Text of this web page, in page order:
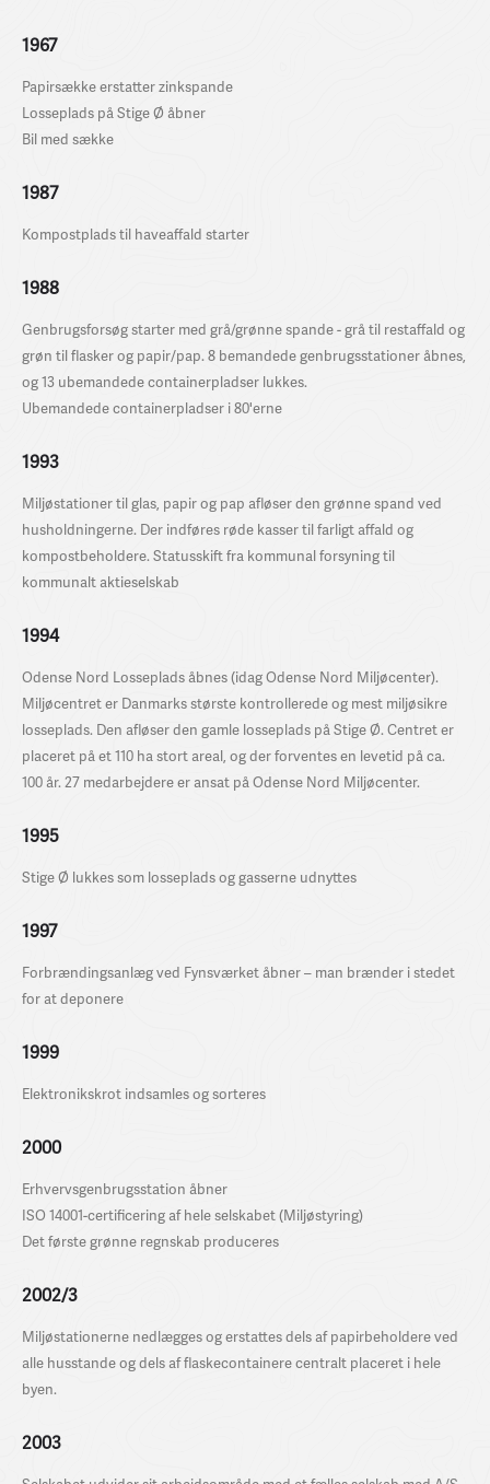
1967
Papirsække erstatter zinkspande
Losseplads på Stige Ø åbner
Bil med sække
1987
Kompostplads til haveaffald starter
1988
Genbrugsforsøg starter med grå/grønne spande - grå til restaffald og
grøn til flasker og papir/pap. 8 bemandede genbrugsstationer åbnes,
og 13 ubemandede containerpladser lukkes.
Ubemandede containerpladser i 80'erne
1993
Miljøstationer til glas, papir og pap afløser den grønne spand ved
husholdningerne. Der indføres røde kasser til farligt affald og
kompostbeholdere. Statusskift fra kommunal forsyning til
kommunalt aktieselskab
1994
Odense Nord Losseplads åbnes (idag Odense Nord Miljøcenter).
Miljøcentret er Danmarks største kontrollerede og mest miljøsikre
losseplads. Den afløser den gamle losseplads på Stige Ø. Centret er
placeret på et 110 ha stort areal, og der forventes en levetid på ca.
100 år. 27 medarbejdere er ansat på Odense Nord Miljøcenter.
1995
Stige Ø lukkes som losseplads og gasserne udnyttes
1997
Forbrændingsanlæg ved Fynsværket åbner – man brænder i stedet
for at deponere
1999
Elektronikskrot indsamles og sorteres
2000
Erhvervsgenbrugsstation åbner
ISO 14001-certificering af hele selskabet (Miljøstyring)
Det første grønne regnskab produceres
2002/3
Miljøstationerne nedlægges og erstattes dels af papirbeholdere ved
alle husstande og dels af flaskecontainere centralt placeret i hele
byen.
2003